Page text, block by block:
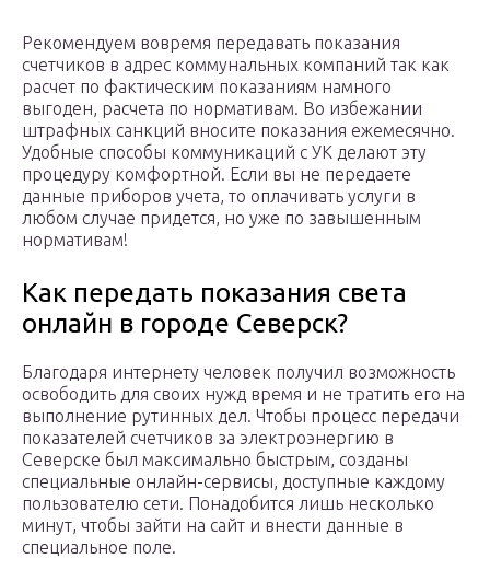
Рекомендуем вовремя передавать показания
счетчиков в адрес коммунальных компаний так как
расчет по фактическим показаниям намного
выгоден, расчета по нормативам. Во избежании
штрафных санкций вносите показания ежемесячно.
Удобные способы коммуникаций с УК делают эту
процедуру комфортной. Если вы не передаете
данные приборов учета, то оплачивать услуги в
любом случае придется, но уже по завышенным
нормативам!
Как передать показания света
онлайн в городе Северск?
Благодаря интернету человек получил возможность
освободить для своих нужд время и не тратить его на
выполнение рутинных дел. Чтобы процесс передачи
показателей счетчиков за электроэнергию в
Северске был максимально быстрым, созданы
специальные онлайн-сервисы, доступные каждому
пользователю сети. Понадобится лишь несколько
минут, чтобы зайти на сайт и внести данные в
специальное поле.